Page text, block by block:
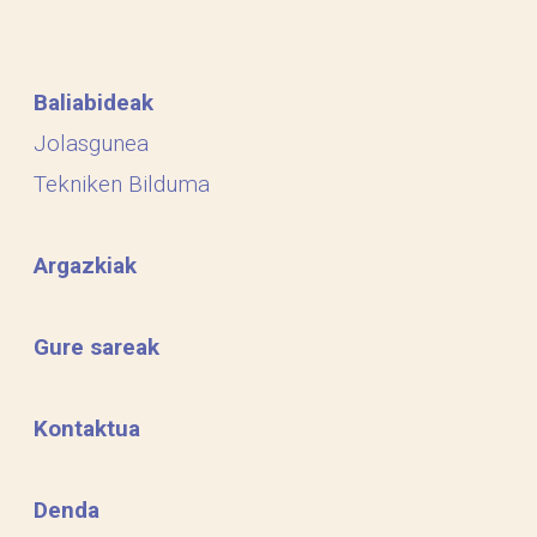
Baliabideak
Jolasgunea
Tekniken Bilduma
Argazkiak
Gure sareak
Kontaktua
Denda